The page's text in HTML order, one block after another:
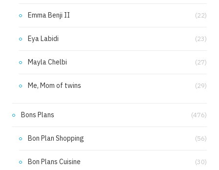
Emma Benji II (22)
Eya Labidi (23)
Mayla Chelbi (27)
Me, Mom of twins (29)
Bons Plans (476)
Bon Plan Shopping (56)
Bon Plans Cuisine (30)